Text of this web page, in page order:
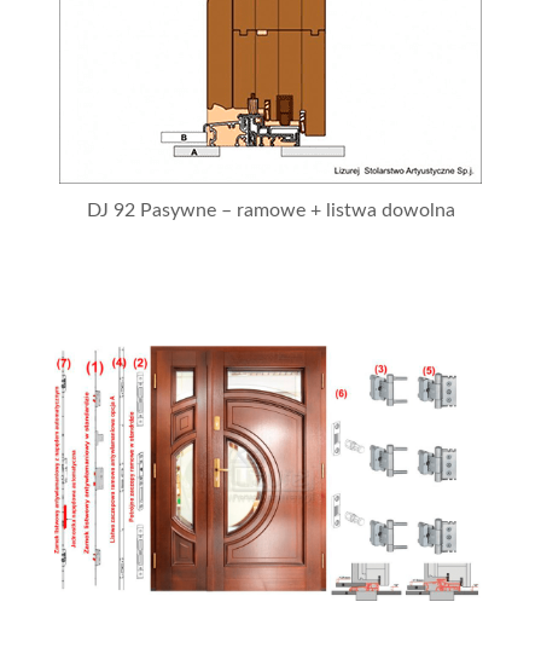
DJ 92 Pasywne – ramowe + listwa dowolna